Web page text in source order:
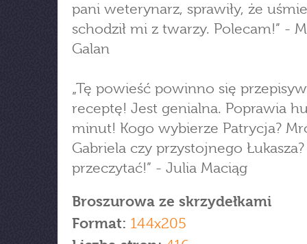
pani weterynarz, sprawiły, że
schodził mi z twarzy. Polecam!” -
Galan
„Tę powieść powinno się
receptę! Jest genialna. Poprawia
minut! Kogo wybierze Patrycja?
Gabriela czy przystojnego
przeczytać!” - Julia Maciąg
Broszurowa ze skrzydełkami
Format: 144x205